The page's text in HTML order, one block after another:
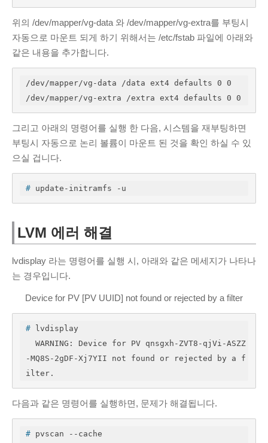
위의 /dev/mapper/vg-data 와 /dev/mapper/vg-extra를 부팅시
자동으로 마운트 되게 하기 위해서는 /etc/fstab 파일에 아래와
같은 내용을 추가합니다.
/dev/mapper/vg-data /data ext4 defaults 0 0
/dev/mapper/vg-extra /extra ext4 defaults 0 0
그리고 아래의 명령어를 실행 한 다음, 시스템을 재부팅하면
부팅시 자동으로 논리 볼륨이 마운트 된 것을 확인 하실 수 있
으실 겁니다.
# update-initramfs -u
LVM 에러 해결
lvdisplay 라는 명령어를 실행 시, 아래와 같은 메세지가 나타나
는 경우입니다.
Device for PV [PV UUID] not found or rejected by a filter
# lvdisplay
-MQ8S-2gDF-Xj7YII not found or rejected by a f
ilter.
다음과 같은 명령어를 실행하면, 문제가 해결됩니다.
# pvscan --cache